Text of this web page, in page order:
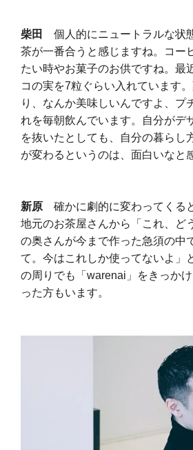
柴田 個人的にニュートラルな状
茶が一番合うと感じますね。コー
たい時やお菓子のお供ですね。最
コの実を7粒ぐらい入れています
り、なんか美味しいんですよ、プ
れを毎朝飲んでいます。自分がデ
を抜いたとしても、自分の暮らし
が変わるというのは、面白いなと
新原 確かに劇的に変わってくる
地元のお茶屋さんから「これ、ど
の奥さんが今まで作った急須の中
て。今はこれしか使ってないよ」
の周りでも「warenai」をきっか
った方もいます。